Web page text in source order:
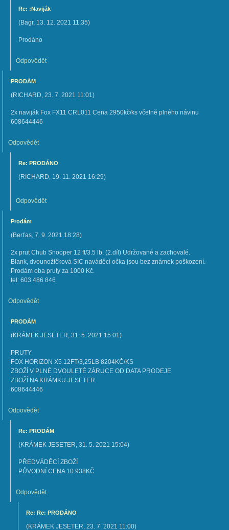
Re: :Naviják
(Bagr, 13. 12. 2021 11:35)
Prodáno
Odpovědět
PRODÁM
(RICHARD, 23. 7. 2021 11:01)
2x naviják Fox FX11 CRL011 Cena 2950kč/ks včetně plného návinu
608644446
Odpovědět
Re: PRODÁNO
(RICHARD, 19. 11. 2021 16:29)
Odpovědět
Prodám
(Berťas, 7. 9. 2021 18:28)
2x prut Chub Snooper 12 ft/3.5 lb. (2.díl) Udržované a zachovalé.
Blank, dvounožičková SIC naváděcí očka jsou bez známek poškození.
Prodám oba pruty za 1000 Kč.
tel: 603 486 846
Odpovědět
PRODÁM
(KRÁMEK JESETER, 31. 5. 2021 15:01)
PRUTY
FOX HORIZON X5 12FT/3,25LB 8204KČ/KS
ZBOŽÍ V PLNÉ DVOULETÉ ZÁRUCE OD DATA PRODEJE
ZBOŽÍ NA KRÁMKU JESETER
608644446
Odpovědět
Re: PRODÁM
(KRÁMEK JESETER, 31. 5. 2021 15:04)
PŘEDVÁDĚCÍ ZBOŽÍ
PŮVODNÍ CENA 10.938KČ
Odpovědět
Re: Re: PRODÁNO
(KRÁMEK JESETER, 23. 7. 2021 11:00)